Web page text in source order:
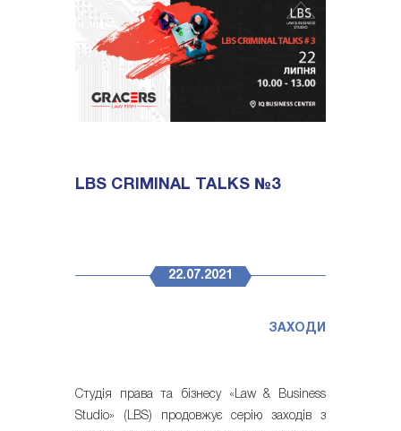
LBS CRIMINAL TALKS №3
22.07.2021
ЗАХОДИ
Студія права та бізнесу «Law & Business
Studio» (LBS) продовжує серію заходів з